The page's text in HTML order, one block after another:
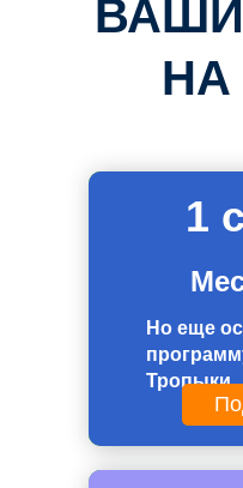
НА
1
Но еще
Тропыки